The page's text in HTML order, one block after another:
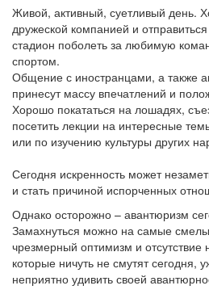
Живой, активный, суетливый день.
дружеской компанией и
стадион поболеть за любимую
спортом.
Общение с иностранцами, а также
принесут массу впечатлений и
Хорошо покататься на лошадях,
посетить лекции на интересные
или по изучению культуры других
Сегодня искренность может
и стать причиной испорченных
Однако осторожно – авантюризм
Замахнуться можно на самые
чрезмерный оптимизм и
которые ничуть не смутят сегодня,
неприятно удивить своей